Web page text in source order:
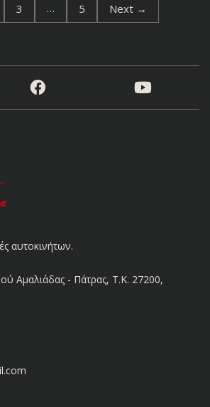
3 … 5 Next →
αυτοκινήτων.
Αμαλιάδας - Πάτρας, Τ.Κ. 27200,